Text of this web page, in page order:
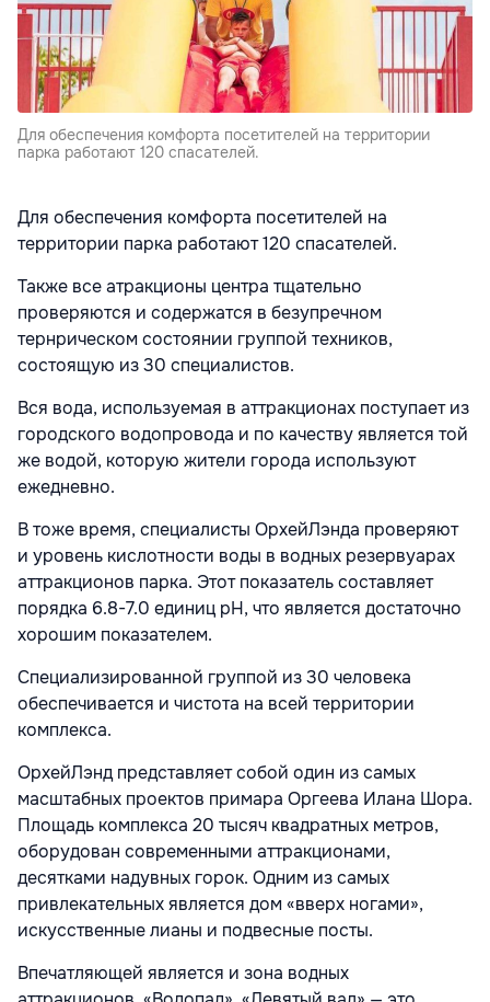
Для обеспечения комфорта посетителей на территории
парка работают 120 спасателей.
Для обеспечения комфорта посетителей на
территории парка работают 120 спасателей.
Также все атракционы центра тщательно
проверяются и содержатся в безупречном
тернрическом состоянии группой техников,
состоящую из 30 специалистов.
Вся вода, используемая в аттракционах поступает из
городского водопровода и по качеству является той
же водой, которую жители города используют
ежедневно.
В тоже время, специалисты ОрхейЛэнда проверяют
и уровень кислотности воды в водных резервуарах
аттракционов парка. Этот показатель составляет
порядка 6.8-7.0 единиц pH, что является достаточно
хорошим показателем.
Специализированной группой из 30 человека
обеспечивается и чистота на всей территории
комплекса.
ОрхейЛэнд представляет собой один из самых
масштабных проектов примара Оргеева Илана Шора.
Площадь комплекса 20 тысяч квадратных метров,
оборудован современными аттракционами,
десятками надувных горок. Одним из самых
привлекательных является дом «вверх ногами»,
искусственные лианы и подвесные посты.
Впечатляющей является и зона водных